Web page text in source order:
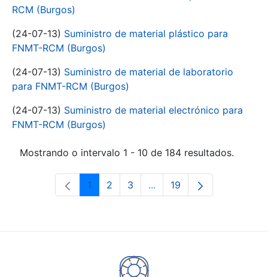
RCM (Burgos)
(24-07-13) Suministro de material plástico para
FNMT-RCM (Burgos)
(24-07-13) Suministro de material de laboratorio
para FNMT-RCM (Burgos)
(24-07-13) Suministro de material electrónico para
FNMT-RCM (Burgos)
Mostrando o intervalo 1 - 10 de 184 resultados.
Páxina
1 Páxina
2 Páxina
3 ...Páxinas intermedias Use
Páxina
19